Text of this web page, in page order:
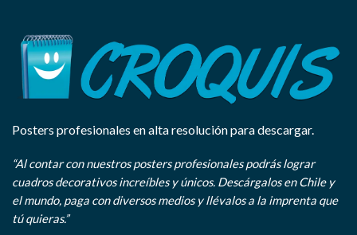
Posters profesionales en alta resolución para descargar.
“Al contar con nuestros posters profesionales podrás lograr
cuadros decorativos increíbles y únicos. Descárgalos en Chile y
el mundo, paga con diversos medios y llévalos a la imprenta que
tú quieras.”